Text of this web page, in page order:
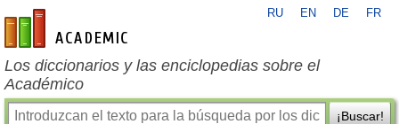
es-academic.com
RU EN DE FR
Los diccionarios y las enciclopedias sobre el
Académico
¡Buscar!